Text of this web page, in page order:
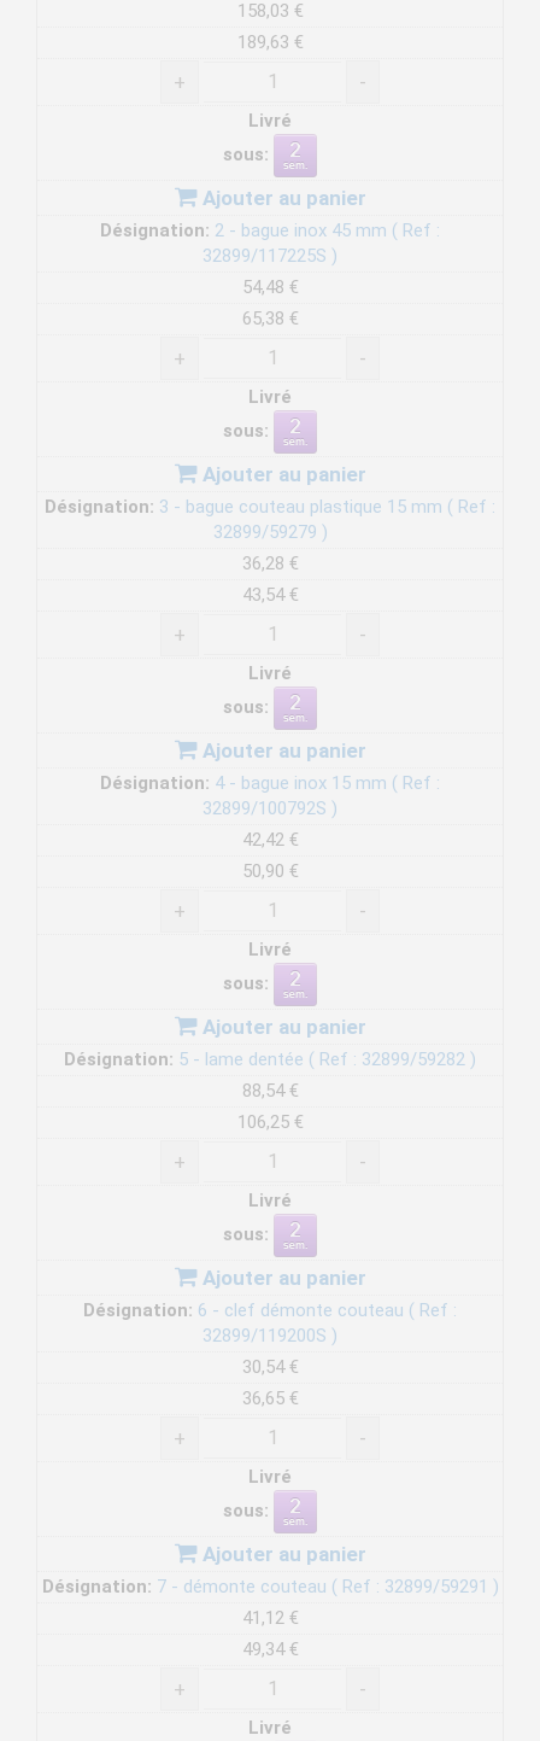
158,03 €
189,63 €
+ -
Livré
sous:
Ajouter au panier
Désignation: 2 - bague inox 45 mm ( Ref :
32899/117225S )
54,48 €
65,38 €
+ -
Livré
sous:
Ajouter au panier
Désignation: 3 - bague couteau plastique 15 mm ( Ref :
32899/59279 )
36,28 €
43,54 €
+ -
Livré
sous:
Ajouter au panier
Désignation: 4 - bague inox 15 mm ( Ref :
32899/100792S )
42,42 €
50,90 €
+ -
Livré
sous:
Ajouter au panier
Désignation: 5 - lame dentée ( Ref : 32899/59282 )
88,54 €
106,25 €
+ -
Livré
sous:
Ajouter au panier
Désignation: 6 - clef démonte couteau ( Ref :
32899/119200S )
30,54 €
36,65 €
+ -
Livré
sous:
Ajouter au panier
Désignation: 7 - démonte couteau ( Ref : 32899/59291 )
41,12 €
49,34 €
+ -
Livré